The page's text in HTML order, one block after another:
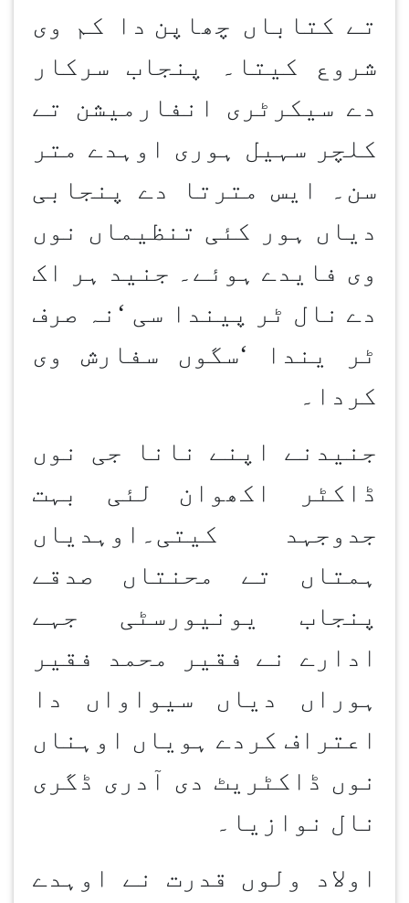
تے کتاباں چھاپن دا کم وی
شروع کیتا۔ پنجاب سرکار
دے سیکرٹری انفارمیشن تے
کلچر سہیل ہوری اوہدے متر
سن۔ ایس مترتا دے پنجابی
دیاں ہور کئی تنظیماں نوں
وی فایدے ہوئے۔ جنید ہر اک
دے نال ٹر پیندا سی ‘ نہ صرف
ٹر یندا
‘سگوں سفارش وی
کردا۔
جنیدنے اپنے نانا جی نوں
ڈاکٹر اکھوان
لئی بہت
جدوجہد کیتی۔اوہدیاں
ہمتاں تے محنتاں صدقے
پنجاب یونیورسٹی جہے
ادارے نے فقیر محمد فقیر
ہوراں دیاں سیواواں دا
اعتراف کردے ہویاں اوہناں
نوں ڈاکٹریٹ دی آدری ڈگری
نال نوازیا۔
اولاد ولوں قدرت نے اوہدے